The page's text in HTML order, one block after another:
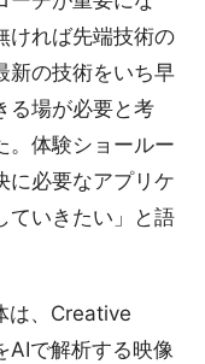
ければ先端技術の
新の技術をいち早
る場が必要と考
。体験ショールー
に必要なアプリケ
ていきたい」と語
は、Creative
AIで解析する映像